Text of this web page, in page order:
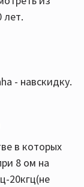
лет.
- навскидку.
в которых
8 ом на
20кгц(не